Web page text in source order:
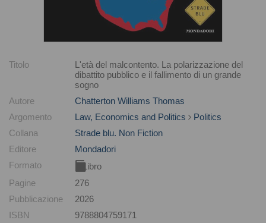
Titolo
L'età del malcontento. La polarizzazione del
dibattito pubblico e il fallimento di un grande
sogno
Autore
Chatterton Williams Thomas
Argomento
Law, Economics and Politics
Politics
Collana
Strade blu. Non Fiction
Editore
Mondadori
Formato
Libro
Pagine
276
Pubblicazione
2026
ISBN
9788804759171